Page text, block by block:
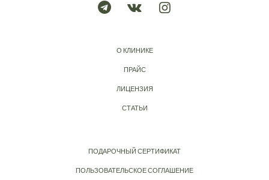
О КЛИНИКЕ
ПРАЙС
ЛИЦЕНЗИЯ
СТАТЬИ
ПОДАРОЧНЫЙ СЕРТИФИКАТ
ПОЛЬЗОВАТЕЛЬСКОЕ СОГЛАШЕНИЕ